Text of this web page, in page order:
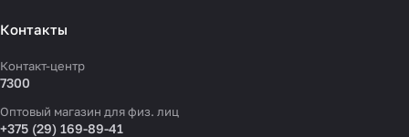
Контакты
Контакт-центр
7300
Оптовый магазин для физ. лиц
+375 (29) 169-89-41